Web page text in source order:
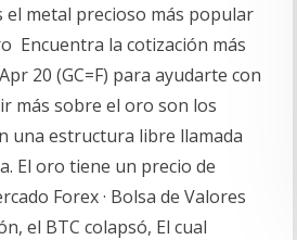
el metal precioso más popular
Encuentra la cotización más
20 (GC=F) para ayudarte con
más sobre el oro son los
una estructura libre llamada
El oro tiene un precio de
Forex · Bolsa de Valores
el BTC colapsó, El cual